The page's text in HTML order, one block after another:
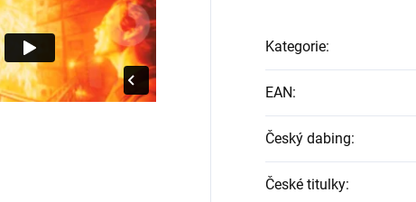
Kategorie:
EAN:
Český dabing:
České titulky: